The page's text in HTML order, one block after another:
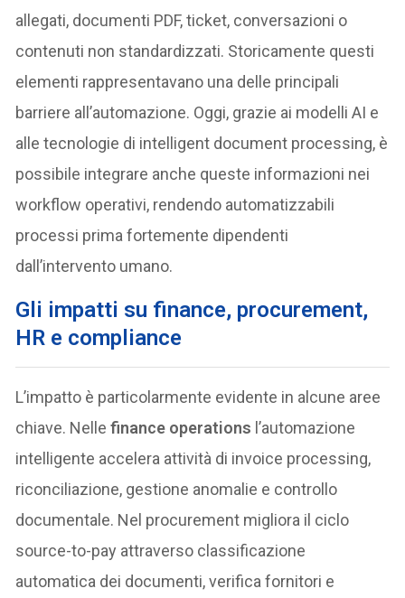
allegati, documenti PDF, ticket, conversazioni o
contenuti non standardizzati. Storicamente questi
elementi rappresentavano una delle principali
barriere all’automazione. Oggi, grazie ai modelli AI e
alle tecnologie di intelligent document processing, è
possibile integrare anche queste informazioni nei
workflow operativi, rendendo automatizzabili
processi prima fortemente dipendenti
dall’intervento umano.
Gli impatti su finance, procurement,
HR e compliance
L’impatto è particolarmente evidente in alcune aree
chiave. Nellefinance operations l’automazione
intelligente accelera attività di invoice processing,
riconciliazione, gestione anomalie e controllo
documentale. Nel procurement migliora il ciclo
source-to-pay attraverso classificazione
automatica dei documenti, verifica fornitori e